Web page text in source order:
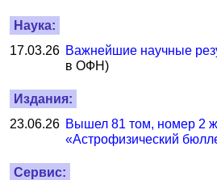
Наука:
17.03.26 Важнейшие научные
в ОФН)
Издания:
23.06.26 Вышел 81 том, номер 2
«Астрофизический
Сервис: